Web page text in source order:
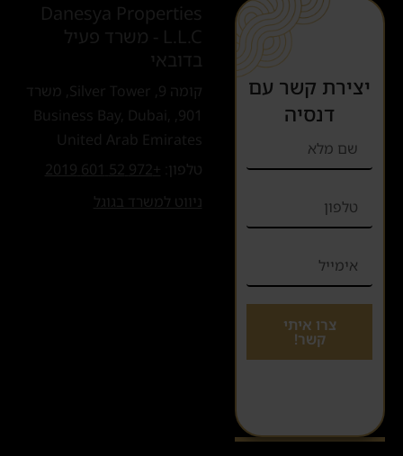
יצירת קשר עם
דנסיה
צרו איתי
קשר!
Danesya Properties
L.L.C - משרד פעיל
בדובאי
קומה 9, Silver Tower, משרד
901, Business Bay, Dubai,
United Arab Emirates
טלפון:
+972 52 601 2019
ניווט למשרד בגוגל